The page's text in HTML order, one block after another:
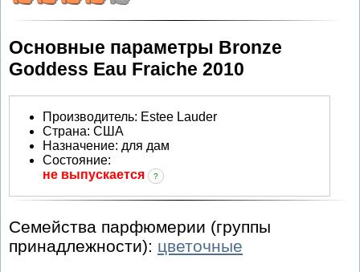
Основные параметры Bronze
Goddess Eau Fraiche 2010
Производитель: Estee Lauder
Страна: США
Назначение: для дам
Состояние:
не выпускается
?
Семейства парфюмерии (группы
принадлежности): цветочные